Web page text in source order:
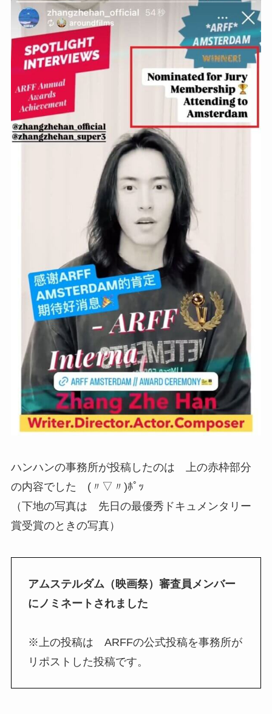
ハンハンの事務所が投稿したのは 上の赤枠部分
の内容でした (〃▽〃)ﾎﾟｯ
（下地の写真は 先日の最優秀ドキュメンタリー
賞受賞のときの写真）
アムステルダム（映画祭）審査員メンバー
にノミネートされました
※上の投稿は ARFFの公式投稿を事務所が
リポストした投稿です。